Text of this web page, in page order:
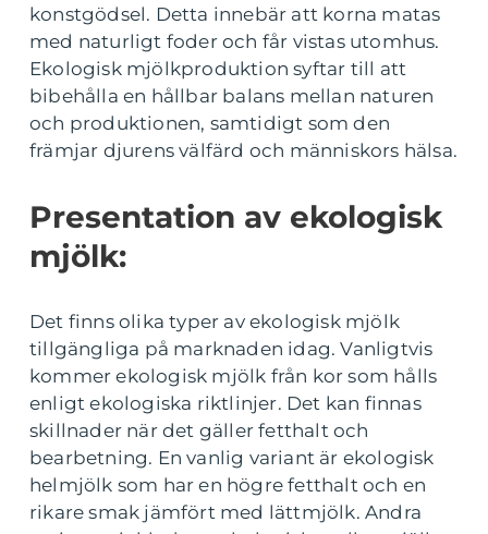
konstgödsel. Detta innebär att korna matas
med naturligt foder och får vistas utomhus.
Ekologisk mjölkproduktion syftar till att
bibehålla en hållbar balans mellan naturen
och produktionen, samtidigt som den
främjar djurens välfärd och människors hälsa.
Presentation av ekologisk
mjölk:
Det finns olika typer av ekologisk mjölk
tillgängliga på marknaden idag. Vanligtvis
kommer ekologisk mjölk från kor som hålls
enligt ekologiska riktlinjer. Det kan finnas
skillnader när det gäller fetthalt och
bearbetning. En vanlig variant är ekologisk
helmjölk som har en högre fetthalt och en
rikare smak jämfört med lättmjölk. Andra